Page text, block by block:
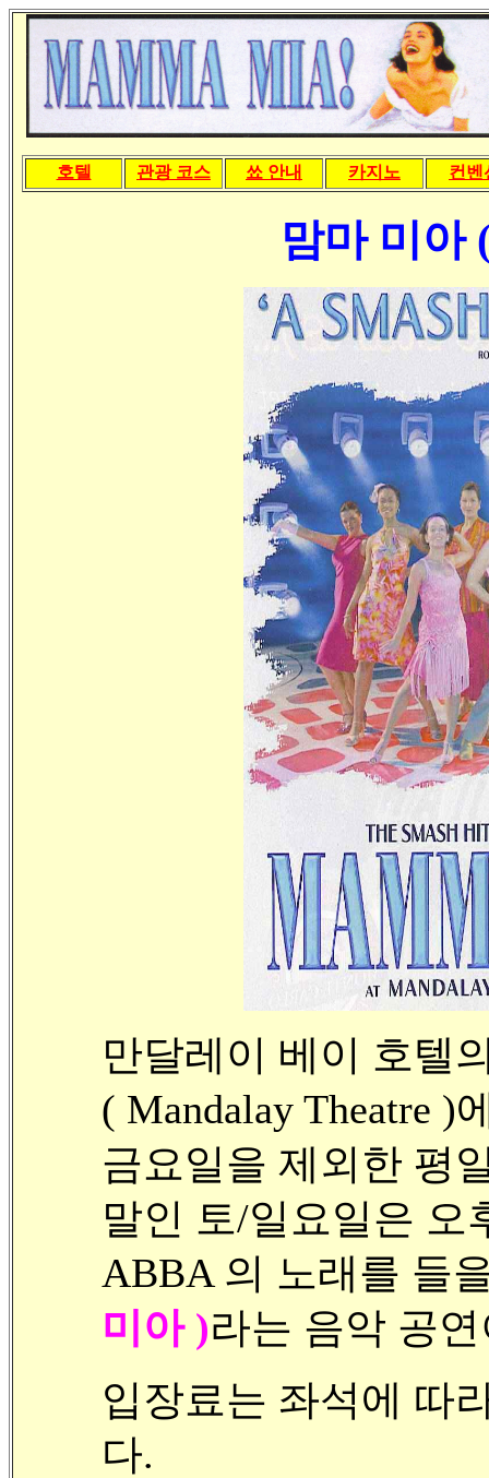
호텔 관광 코스 쑈 안내 카지노 컨벤
맘마 미아
만달레이 베이 호텔
( Mandalay Theatre )
금요일을 제외한 평
말인 토/일요일은 오
ABBA 의 노래를 들
미아 )라는 음악 공
입장료는 좌석에 따
다.